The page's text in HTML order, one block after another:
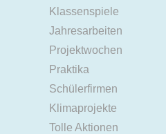
Klassenspiele
Jahresarbeiten
Projektwochen
Praktika
Schülerfirmen
Klimaprojekte
Tolle Aktionen